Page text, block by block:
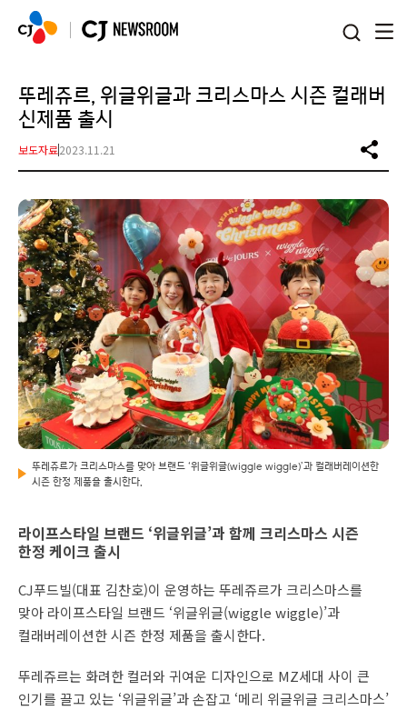
뚜레쥬르, 위글위글과 크리스마스 시즌 컬래버
신제품 출시
보도자료2023.11.21
뚜레쥬르가 크리스마스를 맞아 브랜드 ‘위글위글(wiggle wiggle)’과 컬래버레이션한
시즌 한정 제품을 출시한다.
라이프스타일 브랜드 ‘위글위글’과 함께 크리스마스 시즌
한정 케이크 출시
CJ푸드빌(대표 김찬호)이 운영하는 뚜레쥬르가 크리스마스를
맞아 라이프스타일 브랜드 ‘위글위글(wiggle wiggle)’과
컬래버레이션한 시즌 한정 제품을 출시한다.
뚜레쥬르는 화려한 컬러와 귀여운 디자인으로 MZ세대 사이 큰
인기를 끌고 있는 ‘위글위글’과 손잡고 ‘메리 위글위글 크리스마스’